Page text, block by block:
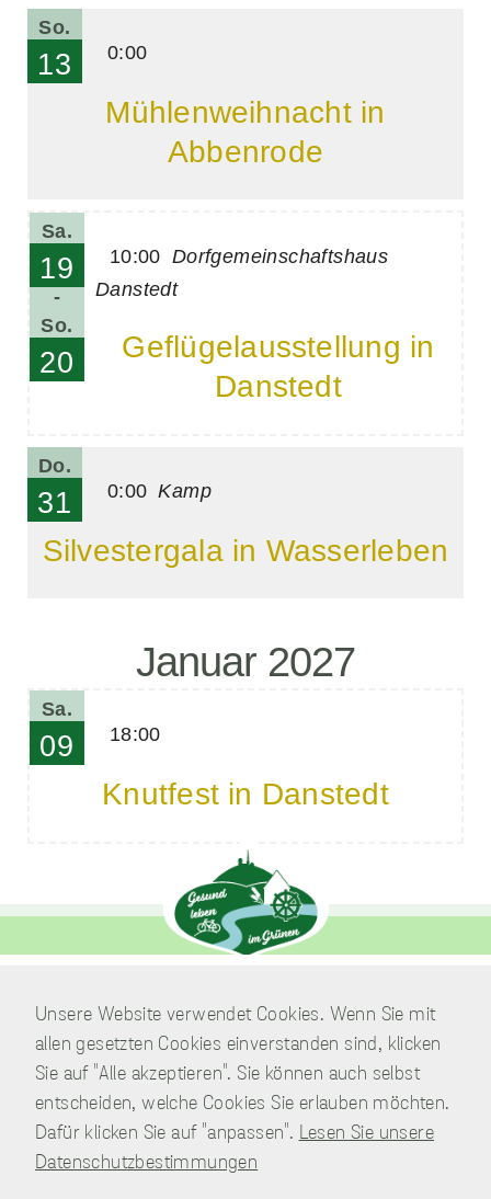
So.
13 0:00
Mühlenweihnacht in
Abbenrode
Sa.
19
-
So.
20
10:00 Dorfgemeinschaftshaus
Danstedt
Geflügelausstellung in
Danstedt
Do.
31 0:00 Kamp
Silvestergala in Wasserleben
Januar 2027
Sa.
09 18:00
Knutfest in Danstedt
Verwaltung
Am Park 7
38871 Nordharz / OT Wasserleben
Telefon: 039451.600 0
E-Mail: Schreiben Sie uns!
Unsere Website verwendet Cookies. Wenn Sie mit
allen gesetzten Cookies einverstanden sind, klicken
Sie auf "Alle akzeptieren". Sie können auch selbst
entscheiden, welche Cookies Sie erlauben möchten.
Dafür klicken Sie auf "anpassen". Lesen Sie unsere
Datenschutzbestimmungen